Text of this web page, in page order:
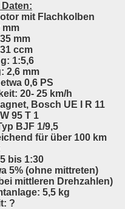
mit Flachkolben
mm
mm
ccm
1:5,6
2,6 mm
0,6 PS
20- 25 km/h
Bosch UE I R 11
95 T 1
BJF 1/9,5
für über 100 km
bis 1:30
5% (ohne mittreten)
mittleren Drehzahlen)
5,5 kg
?